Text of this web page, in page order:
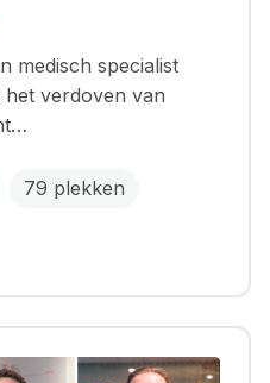
medisch specialist
verdoven van
79 plekken